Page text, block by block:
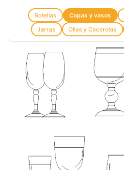
Botellas Copas y vasos
Jarras
Ollas y Cacerolas